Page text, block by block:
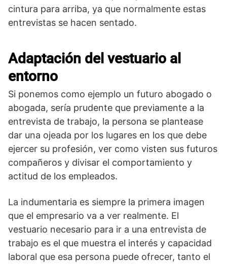
cintura para arriba, ya que normalmente estas
entrevistas se hacen sentado.
Adaptación del vestuario al
entorno
Si ponemos como ejemplo un futuro abogado o
abogada, sería prudente que previamente a la
entrevista de trabajo, la persona se plantease
dar una ojeada por los lugares en los que debe
ejercer su profesión, ver como visten sus futuros
compañeros y divisar el comportamiento y
actitud de los empleados.
La indumentaria es siempre la primera imagen
que el empresario va a ver realmente. El
vestuario necesario para ir a una entrevista de
trabajo es el que muestra el interés y capacidad
laboral que esa persona puede ofrecer, tanto el